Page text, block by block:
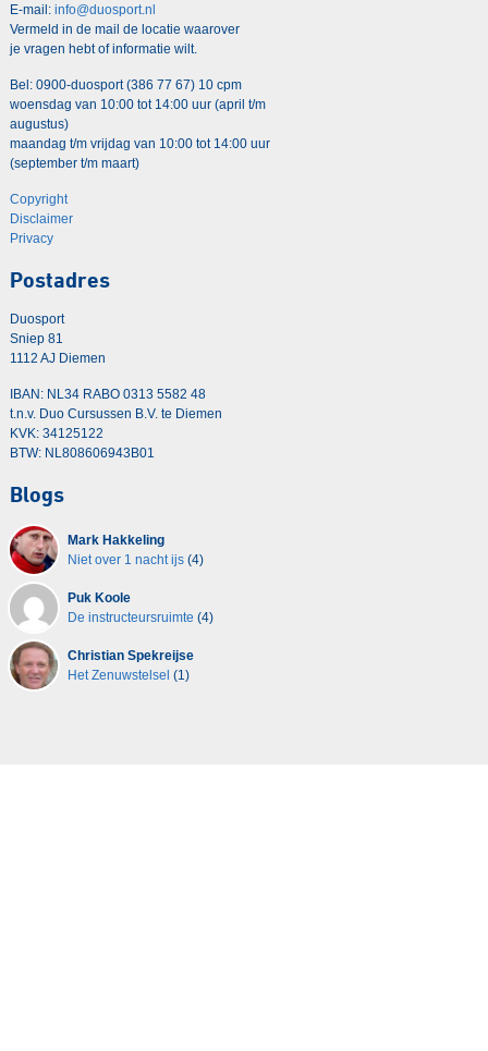
E-mail: info@duosport.nl
Vermeld in de mail de locatie waarover
je vragen hebt of informatie wilt.
Bel: 0900-duosport (386 77 67) 10 cpm
woensdag van 10:00 tot 14:00 uur (april t/m
augustus)
maandag t/m vrijdag van 10:00 tot 14:00 uur
(september t/m maart)
Copyright
Disclaimer
Privacy
Postadres
Duosport
Sniep 81
1112 AJ Diemen
IBAN: NL34 RABO 0313 5582 48
t.n.v. Duo Cursussen B.V. te Diemen
KVK: 34125122
BTW: NL808606943B01
Blogs
Mark Hakkeling
Niet over 1 nacht ijs(4)
Puk Koole
De instructeursruimte (4)
Christian Spekreijse
Het Zenuwstelsel (1)